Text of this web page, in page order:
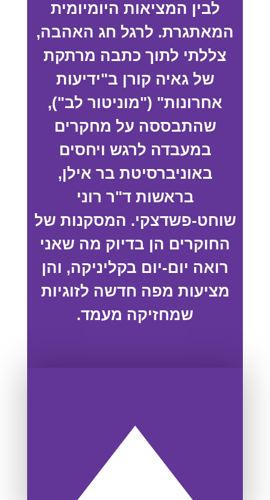
לבין המציאות היומיומית
המאתגרת. לרגל חג האהבה,
צללתי לתוך כתבה מרתקת
של גאיה קורן ב"ידיעות
אחרונות" ("מוניטור לב"),
שהתבססה על מחקרים
במעבדה לרגש ויחסים
באוניברסיטת בר אילן,
בראשות ד"ר רוני
שוחט-פשדצקי. המסקנות של
החוקרים הן בדיוק מה שאני
רואה יום-יום בקליניקה, והן
מציעות מפה חדשה לזוגיות
שמחזיקה מעמד.